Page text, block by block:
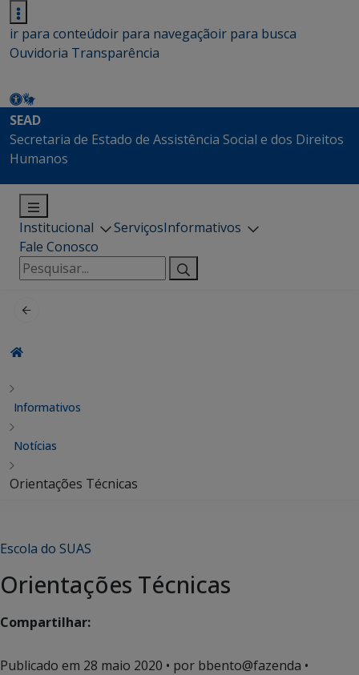
ir para conteúdoir para navegaçãoir para busca
Ouvidoria Transparência
SEAD
Secretaria de Estado de Assistência Social e dos Direitos
Humanos
Institucional ServiçosInformativos
Fale Conosco
Pesquisar
por:
Informativos
Notícias
Orientações Técnicas
Escola do SUAS
Orientações Técnicas
Compartilhar:
Publicado em 28 maio 2020 • por bbento@fazenda •